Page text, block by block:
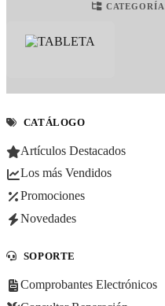
CATÁLOGO
Artículos Destacados
Los más Vendidos
Promociones
Novedades
SOPORTE
Comprobantes Electrónicos